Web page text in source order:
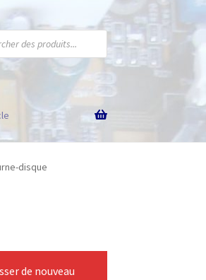
disque
de nouveau